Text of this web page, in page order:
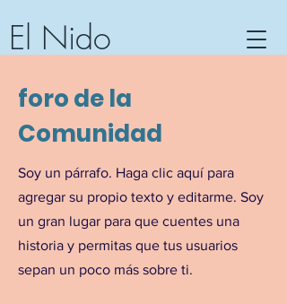
El Nido
Comunitario
Barra de Potosí, Guerrero,
foro de la
Comunidad
Soy un párrafo. Haga clic aquí para
agregar su propio texto y editarme. Soy
un gran lugar para que cuentes una
historia y permitas que tus usuarios
sepan un poco más sobre ti.